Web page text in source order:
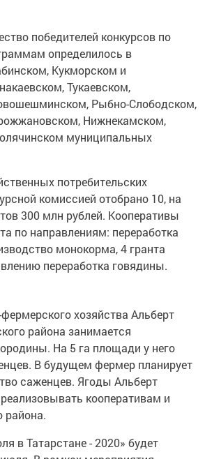
победителей конкурсов по
определилось в
Кукморском и
Тукаевском,
Рыбно-Слободском,
Нижнекамском,
муниципальных
потребительских
комиссией отобрано 10, на
300 млн рублей. Кооперативы
по направлениям: переработка
монокорма, 4 гранта
переработка говядины.
хозяйства Альберт
района занимается
На 5 га площади у него
В будущем фермер планирует
саженцев. Ягоды Альберт
кооперативам и
района.
в Татарстане - 2020» будет